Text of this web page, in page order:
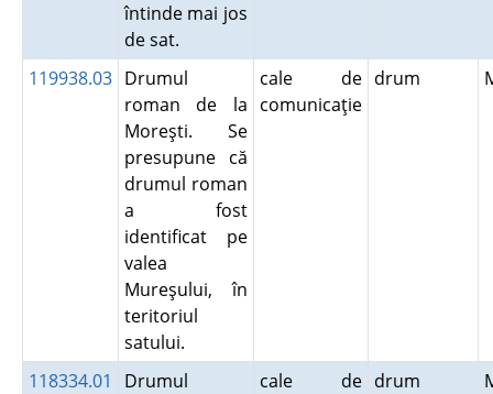
întinde mai jos
de sat.
119938.03 Drumul
roman de la
Moreşti. Se
presupune că
drumul roman
a fost
identificat pe
valea
Mureşului, în
teritoriul
satului.
cale de
comunicaţie
drum
118334.01
Drumul
cale de drum